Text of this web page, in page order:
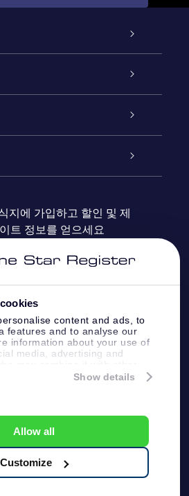
content and ads, to
features and to analyse our
information about your use of
media, advertising and
provided to them or that
Show details
Allow all
Customize
VR 앱
지에 가입하고 할인 및 제
트 정보를 얻으세요
비스:help@osr.org
개인정보보호 정책
및 면책 조항